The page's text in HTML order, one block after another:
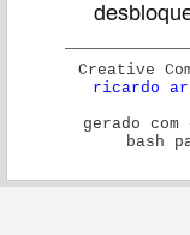
Creative
ricardo
gerado com
bash